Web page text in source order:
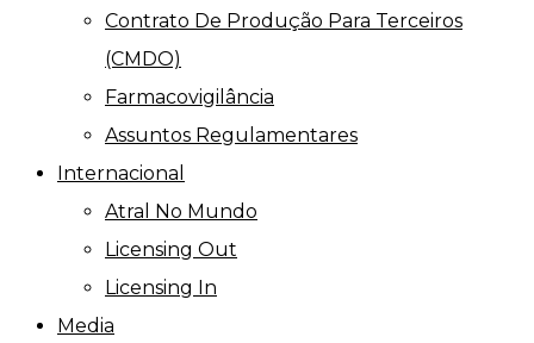
Contrato De Produção Para Terceiros
(CMDO)
Farmacovigilância
Assuntos Regulamentares
Internacional
Atral No Mundo
Licensing Out
Licensing In
Media